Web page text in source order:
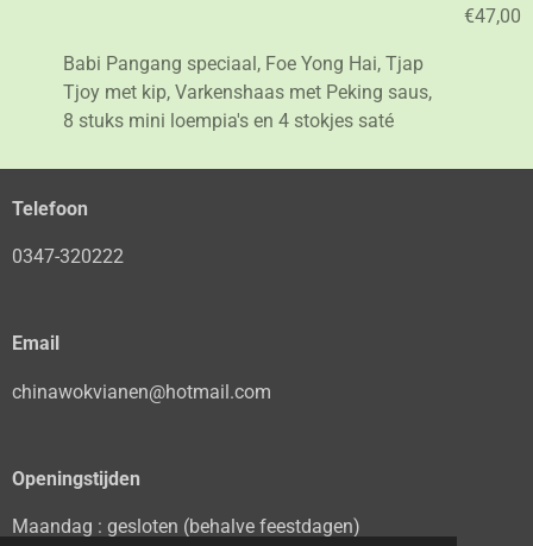
€47,00
Babi Pangang speciaal, Foe Yong Hai, Tjap
Tjoy met kip, Varkenshaas met Peking saus,
8 stuks mini loempia's en 4 stokjes saté
Telefoon
0347-320222
Email
chinawokvianen@hotmail.com
Openingstijden
Maandag : gesloten (behalve feestdagen)